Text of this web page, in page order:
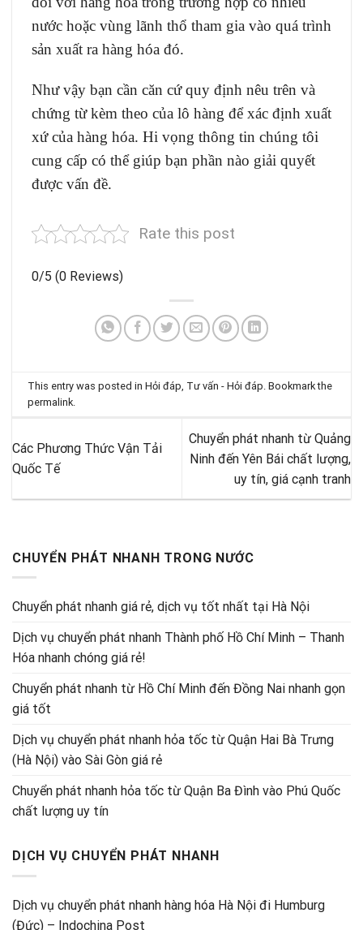
nước hoặc vùng lãnh thổ tham gia vào quá trình
sản xuất ra hàng hóa đó.
Như vậy bạn cần căn cứ quy định nêu trên và
chứng từ kèm theo của lô hàng để xác định xuất
xứ của hàng hóa. Hi vọng thông tin chúng tôi
cung cấp có thể giúp bạn phần nào giải quyết
được vấn đề.
Rate this post
0/5 (0 Reviews)
This entry was posted inHỏi đáp Tư vấn - Hỏi đáp . Bookmark the
permalink
Các Phương Thức Vận Tải
Quốc Tế
Chuyển phát nhanh từ Quảng
Ninh đến Yên Bái chất lượng,
uy tín, giá cạnh tranh
CHUYỂN PHÁT NHANH TRONG NƯỚC
Chuyển phát nhanh giá rẻ, dịch vụ tốt nhất tại Hà Nội
Dịch vụ chuyển phát nhanh Thành phố Hồ Chí Minh – Thanh
Hóa nhanh chóng giá rẻ!
Chuyển phát nhanh từ Hồ Chí Minh đến Đồng Nai nhanh gọn
giá tốt
Dịch vụ chuyển phát nhanh hỏa tốc từ Quận Hai Bà Trưng
(Hà Nội) vào Sài Gòn giá rẻ
Chuyển phát nhanh hỏa tốc từ Quận Ba Đình vào Phú Quốc
chất lượng uy tín
DỊCH VỤ CHUYỂN PHÁT NHANH
Dịch vụ chuyển phát nhanh hàng hóa Hà Nội đi Humburg
(Đức) – Indochina Post